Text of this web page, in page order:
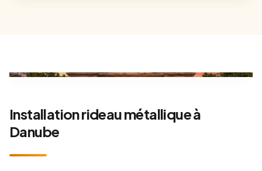
Installation rideau métallique à
Danube